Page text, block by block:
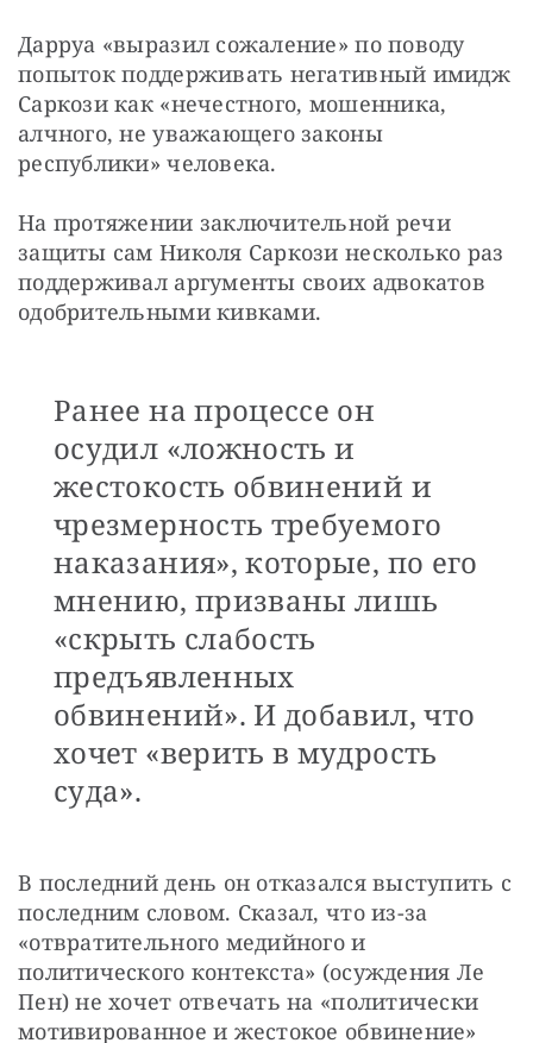
Дарруа «выразил сожаление» по поводу
попыток поддерживать негативный имидж
Саркози как «нечестного, мошенника,
алчного, не уважающего законы
республики» человека.
На протяжении заключительной речи
защиты сам Николя Саркози несколько раз
поддерживал аргументы своих адвокатов
одобрительными кивками.
Ранее на процессе он
осудил «ложность и
жестокость обвинений и
чрезмерность требуемого
наказания», которые, по его
мнению, призваны лишь
«скрыть слабость
предъявленных
обвинений». И добавил, что
хочет «верить в мудрость
суда».
В последний день он отказался выступить с
последним словом. Сказал, что из-за
«отвратительного медийного и
политического контекста» (осуждения Ле
Пен) не хочет отвечать на «политически
мотивированное и жестокое обвинение»